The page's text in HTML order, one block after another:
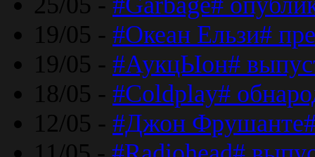
19/05 - #Океан Ельзи#
19/05 - #АукцЫон#
18/05 - #Coldplay#
12/05 - #Джон